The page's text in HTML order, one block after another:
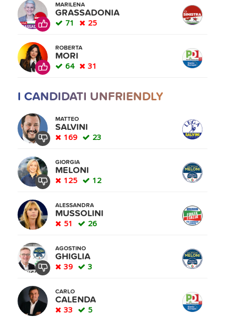
MARILENA
GRASSADONIA
71 25
ROBERTA
MORI
64 31
I CANDIDATI UNFRIENDLY
MATTEO
SALVINI
169 23
GIORGIA
MELONI
125 12
ALESSANDRA
MUSSOLINI
51 26
AGOSTINO
GHIGLIA
39 3
CARLO
CALENDA
33 5